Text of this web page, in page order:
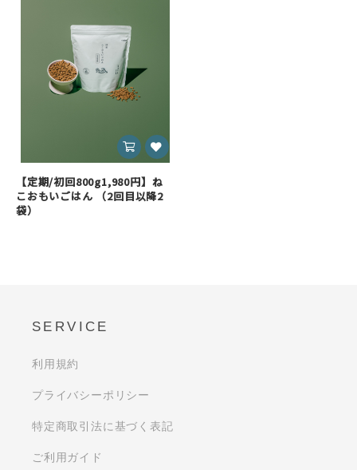
【定期/初回800g1,980円】ね
こおもいごはん （2回目以降2
袋）
SERVICE
利用規約
プライバシーポリシー
特定商取引法に基づく表記
ご利用ガイド